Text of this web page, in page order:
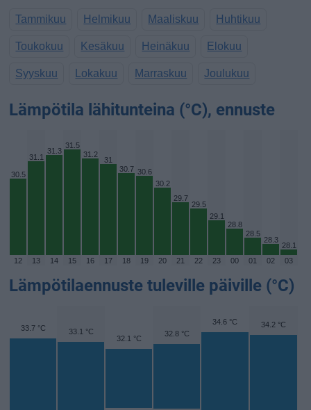
Tammikuu Helmikuu Maaliskuu Huhtikuu
Toukokuu Kesäkuu Heinäkuu Elokuu
Syyskuu Lokakuu Marraskuu Joulukuu
Lämpötila lähitunteina (°C), ennuste
30.5
31.1
31.3
31.5
31.2
31
30.7 30.6
30.2
29.7
29.5
29.1
28.8
28.5
28.3
28.1
12
13 14 15 16 17 18 19 20 21 22 23 00 01 02 03
Lämpötilaennuste tuleville päiville (°C)
33.7 °C 33.1 °C
32.1 °C
32.8 °C
34.6 °C 34.2 °C